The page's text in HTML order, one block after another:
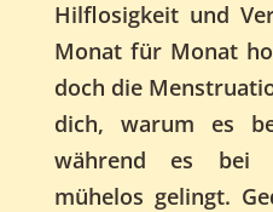
Hilflosigkeit und
Monat für Monat
doch die
dich, warum es
während es bei
mühelos gelingt.